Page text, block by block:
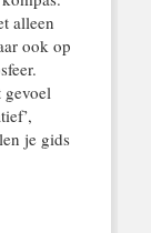
alleen
ook op
gevoel
je gids